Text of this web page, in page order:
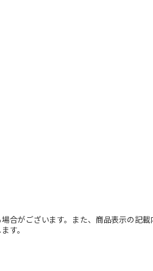
合がございます。また、商品表示の記載
す。